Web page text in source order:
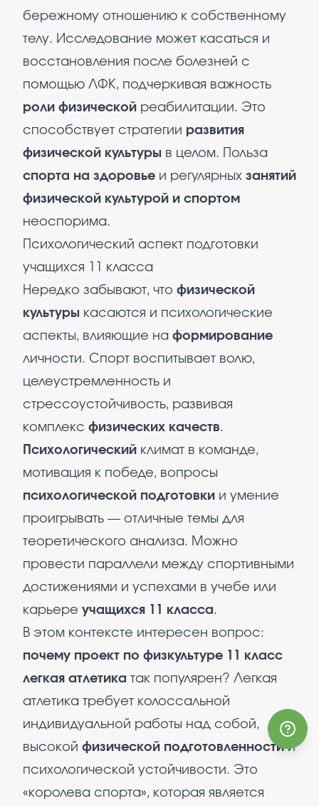
бережному отношению к собственному
телу. Исследование может касаться и
восстановления после болезней с
помощью ЛФК, подчеркивая важность
роли физической реабилитации. Это
способствует стратегии развития
физической культуры в целом. Польза
спорта на здоровье и регулярных занятий
физической культурой и спортом
неоспорима.
Психологический аспект подготовки
учащихся 11 класса
Нередко забывают, что физической
культуры касаются и психологические
аспекты, влияющие на формирование
личности. Спорт воспитывает волю,
целеустремленность и
стрессоустойчивость, развивая
комплекс физических качеств.
Психологический климат в команде,
мотивация к победе, вопросы
психологической подготовки и умение
проигрывать — отличные темы для
теоретического анализа. Можно
провести параллели между спортивными
достижениями и успехами в учебе или
карьере учащихся 11 класса.
В этом контексте интересен вопрос:
почему проект по физкультуре 11 класс
легкая атлетика так популярен? Легкая
атлетика требует колоссальной
индивидуальной работы над собой,
высокой физической подготовленностии
психологической устойчивости. Это
«королева спорта», которая является